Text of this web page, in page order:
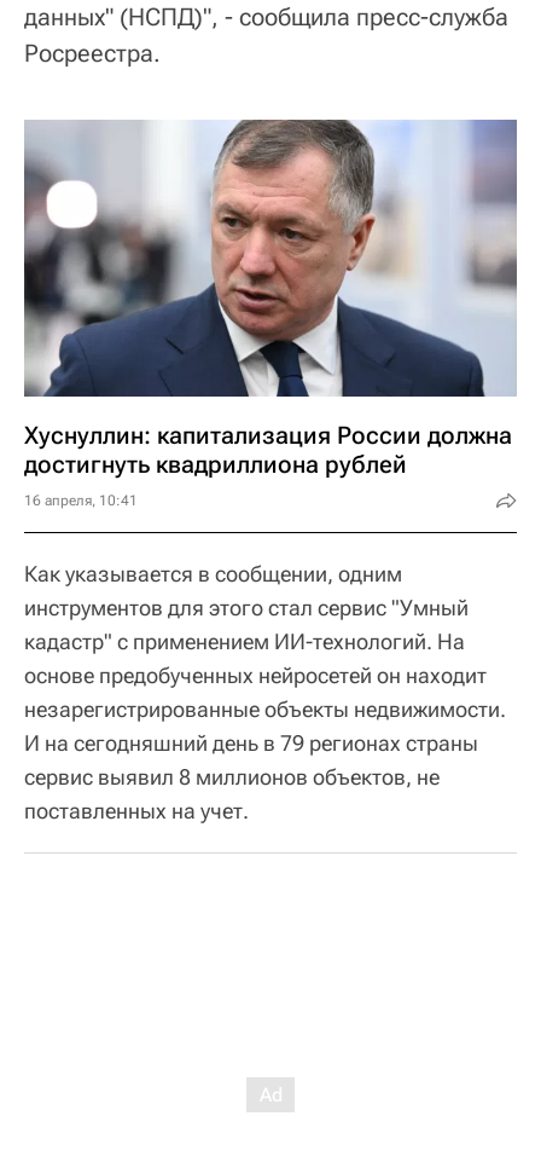
данных" (НСПД)", - сообщила пресс-служба
Росреестра.
Хуснуллин: капитализация России должна
достигнуть квадриллиона рублей
16 апреля, 10:41
Как указывается в сообщении, одним
инструментов для этого стал сервис "Умный
кадастр" с применением ИИ-технологий. На
основе предобученных нейросетей он находит
незарегистрированные объекты недвижимости.
И на сегодняшний день в 79 регионах страны
сервис выявил 8 миллионов объектов, не
поставленных на учет.